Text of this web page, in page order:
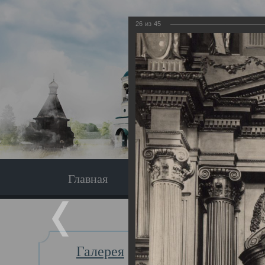
Главная Экскурсия
Галерея
Главная
26 из 45